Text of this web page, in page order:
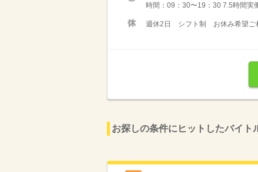
時間：09：30〜19：30 7.5時間実
週休2日 シフト制 お休み希望ご
お探しの条件にヒットしたバイト